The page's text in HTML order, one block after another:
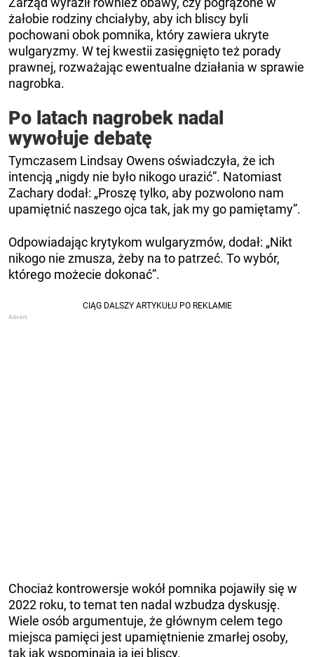
żałobie rodziny chciałyby, aby ich bliscy byli
pochowani obok pomnika, który zawiera ukryte
wulgaryzmy. W tej kwestii zasięgnięto też porady
prawnej, rozważając ewentualne działania w sprawie
nagrobka.
Po latach nagrobek nadal
wywołuje debatę
Tymczasem Lindsay Owens oświadczyła, że ​​ich
intencją „nigdy nie było nikogo urazić”. Natomiast
Zachary dodał: „Proszę tylko, aby pozwolono nam
upamiętnić naszego ojca tak, jak my go pamiętamy”.
Odpowiadając krytykom wulgaryzmów, dodał: „Nikt
nikogo nie zmusza, żeby na to patrzeć. To wybór,
którego możecie dokonać”.
Chociaż kontrowersje wokół pomnika pojawiły się w
2022 roku, to temat ten nadal wzbudza dyskusję.
Wiele osób argumentuje, że głównym celem tego
miejsca pamięci jest upamiętnienie zmarłej osoby,
tak jak wspominają ją jej bliscy.